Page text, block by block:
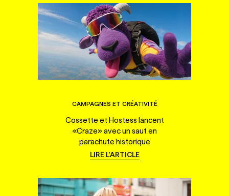
CAMPAGNES ET CRÉATIVITÉ
Cossette et Hostess lancent
«Craze» avec un saut en
parachute historique
LIRE L'ARTICLE